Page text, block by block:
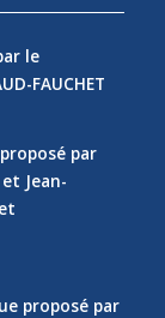
le
FAUCHET
par
Jean-
proposé par